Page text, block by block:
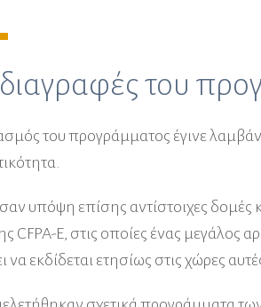
του
του προγράμματος έγινε
υπόψη επίσης αντίστοιχες δομές
CFPA-E, στις οποίες ένας μεγάλος
να εκδίδεται ετησίως στις χώρες